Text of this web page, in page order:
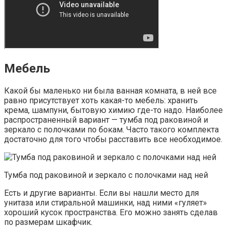
Мебель
Какой бы маленько ни была ванная комната, в ней все
равно присутствует хоть какая-то мебель: хранить
крема, шампуни, бытовую химию где-то надо. Наиболее
распространенный вариант — тумба под раковиной и
зеркало с полочками по бокам. Часто такого комплекта
достаточно для того чтобы расставить все необходимое.
Тумба под раковиной и зеркало с полочками над ней
Есть и другие варианты. Если вы нашли место для
унитаза или стиральной машинки, над ними «гуляет»
хороший кусок пространства. Его можно занять сделав
по размерам шкафчик.